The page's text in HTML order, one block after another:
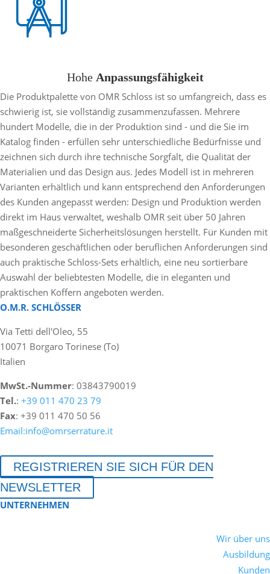
Hohe Anpassungsfähigkeit
Die Produktpalette von OMR Schloss ist so umfangreich, dass es
schwierig ist, sie vollständig zusammenzufassen. Mehrere
hundert Modelle, die in der Produktion sind - und die Sie im
Katalog finden - erfüllen sehr unterschiedliche Bedürfnisse und
zeichnen sich durch ihre technische Sorgfalt, die Qualität der
Materialien und das Design aus. Jedes Modell ist in mehreren
Varianten erhältlich und kann entsprechend den Anforderungen
des Kunden angepasst werden: Design und Produktion werden
direkt im Haus verwaltet, weshalb OMR seit über 50 Jahren
maßgeschneiderte Sicherheitslösungen herstellt. Für Kunden mit
besonderen geschäftlichen oder beruflichen Anforderungen sind
auch praktische Schloss-Sets erhältlich, eine neu sortierbare
Auswahl der beliebtesten Modelle, die in eleganten und
praktischen Koffern angeboten werden.
O.M.R. SCHLÖSSER
Via Tetti dell'Oleo, 55
10071 Borgaro Torinese (To)
Italien
MwSt.-Nummer: 03843790019
Tel.: +39 011 470 23 79
Fax: +39 011 470 50 56
Email:info@omrserrature.it
REGISTRIEREN SIE SICH FÜR DEN
NEWSLETTER
UNTERNEHMEN
Wir über uns
Ausbildung
Kunden